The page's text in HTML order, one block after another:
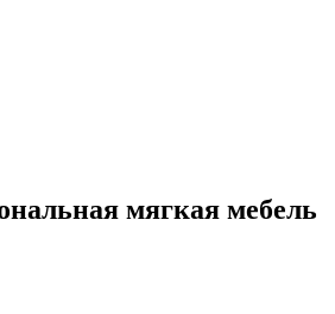
мягкая мебель